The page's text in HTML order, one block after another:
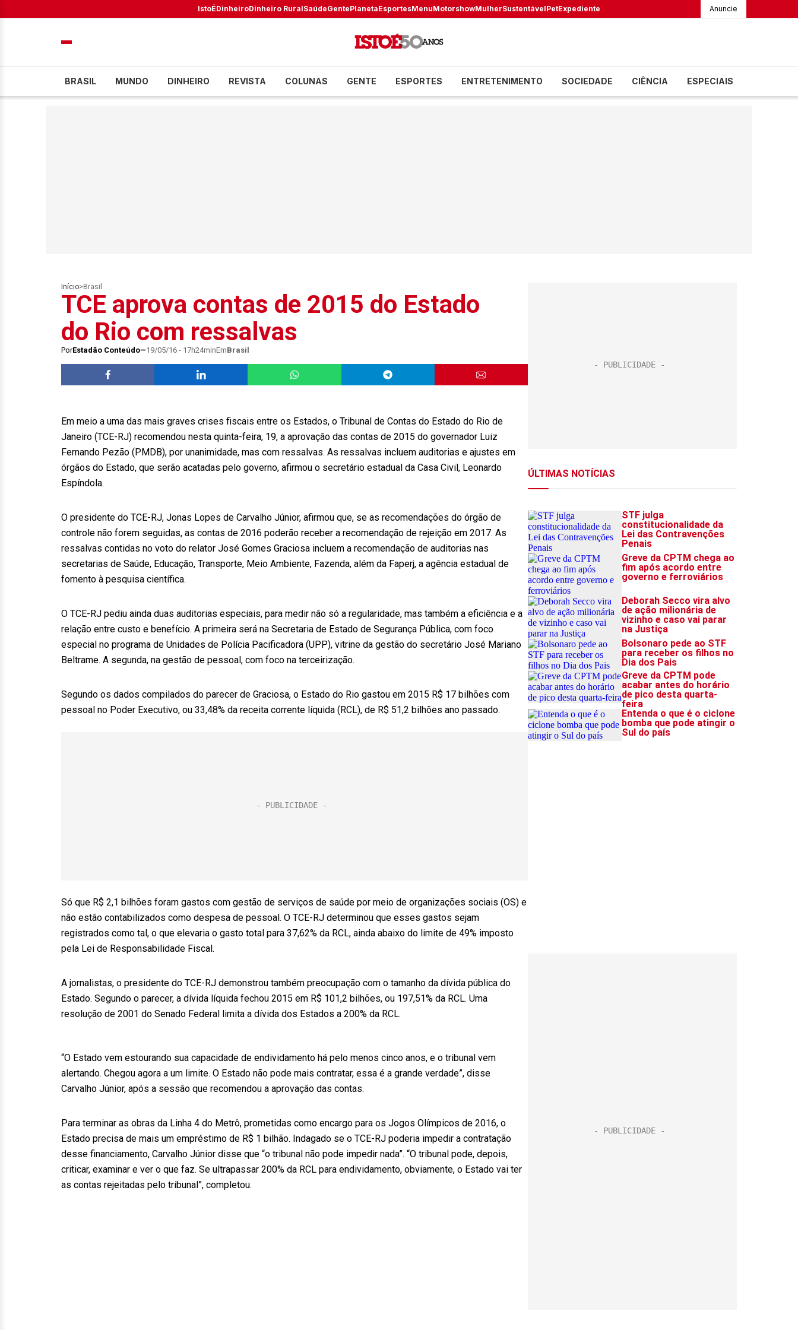
IstoÉDinheiroDinheiro RuralSaúdeGentePlanetaEsportesMenuMotorshowMulherSustentávelPetExpediente Anuncie
BRASIL MUNDO DINHEIRO REVISTA COLUNAS GENTE ESPORTES ENTRETENIMENTO SOCIEDADE CIÊNCIA ESPECIAIS
Início> Brasil
TCE aprova contas de 2015 do Estado
do Rio com ressalvas
PorEstadão Conteúdo 19/05/16 - 17h24minEmBrasil
Em meio a uma das mais graves crises fiscais entre os Estados, o Tribunal de Contas do Estado do Rio de
Janeiro (TCE-RJ) recomendou nesta quinta-feira, 19, a aprovação das contas de 2015 do governador Luiz
Fernando Pezão (PMDB), por unanimidade, mas com ressalvas. As ressalvas incluem auditorias e ajustes em
órgãos do Estado, que serão acatadas pelo governo, afirmou o secretário estadual da Casa Civil, Leonardo
Espíndola.
O presidente do TCE-RJ, Jonas Lopes de Carvalho Júnior, afirmou que, se as recomendações do órgão de
controle não forem seguidas, as contas de 2016 poderão receber a recomendação de rejeição em 2017. As
ressalvas contidas no voto do relator José Gomes Graciosa incluem a recomendação de auditorias nas
secretarias de Saúde, Educação, Transporte, Meio Ambiente, Fazenda, além da Faperj, a agência estadual de
fomento à pesquisa científica.
O TCE-RJ pediu ainda duas auditorias especiais, para medir não só a regularidade, mas também a eficiência e a
relação entre custo e benefício. A primeira será na Secretaria de Estado de Segurança Pública, com foco
especial no programa de Unidades de Polícia Pacificadora (UPP), vitrine da gestão do secretário José Mariano
Beltrame. A segunda, na gestão de pessoal, com foco na terceirização.
Segundo os dados compilados do parecer de Graciosa, o Estado do Rio gastou em 2015 R$ 17 bilhões com
pessoal no Poder Executivo, ou 33,48% da receita corrente líquida (RCL), de R$ 51,2 bilhões ano passado.
Só que R$ 2,1 bilhões foram gastos com gestão de serviços de saúde por meio de organizações sociais (OS) e
não estão contabilizados como despesa de pessoal. O TCE-RJ determinou que esses gastos sejam
registrados como tal, o que elevaria o gasto total para 37,62% da RCL, ainda abaixo do limite de 49% imposto
pela Lei de Responsabilidade Fiscal.
A jornalistas, o presidente do TCE-RJ demonstrou também preocupação com o tamanho da dívida pública do
Estado. Segundo o parecer, a dívida líquida fechou 2015 em R$ 101,2 bilhões, ou 197,51% da RCL. Uma
resolução de 2001 do Senado Federal limita a dívida dos Estados a 200% da RCL.
“O Estado vem estourando sua capacidade de endividamento há pelo menos cinco anos, e o tribunal vem
alertando. Chegou agora a um limite. O Estado não pode mais contratar, essa é a grande verdade”, disse
Carvalho Júnior, após a sessão que recomendou a aprovação das contas.
Para terminar as obras da Linha 4 do Metrô, prometidas como encargo para os Jogos Olímpicos de 2016, o
Estado precisa de mais um empréstimo de R$ 1 bilhão. Indagado se o TCE-RJ poderia impedir a contratação
desse financiamento, Carvalho Júnior disse que “o tribunal não pode impedir nada”. “O tribunal pode, depois,
criticar, examinar e ver o que faz. Se ultrapassar 200% da RCL para endividamento, obviamente, o Estado vai ter
as contas rejeitadas pelo tribunal”, completou.